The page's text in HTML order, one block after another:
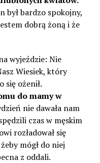
był bardzo spokojny,
dobrą żoną i że
wyjeździe: Nie
Wiesiek, który
się ożenił.
do mamy w
nie dawała nam
czas w męskim
rozładował się
mógł do niej
z oddali.